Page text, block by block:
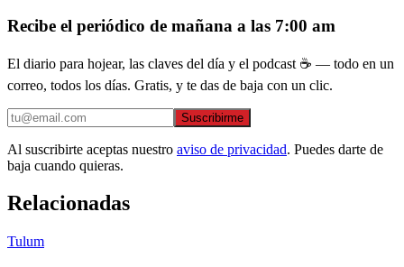
Recibe el periódico de mañana a las 7:00 am
El diario para hojear, las claves del día y el podcast ☕ — todo en un
correo, todos los días. Gratis, y te das de baja con un clic.
Suscribirme
Al suscribirte aceptas nuestro aviso de privacidad. Puedes darte de
baja cuando quieras.
Relacionadas
Tulum